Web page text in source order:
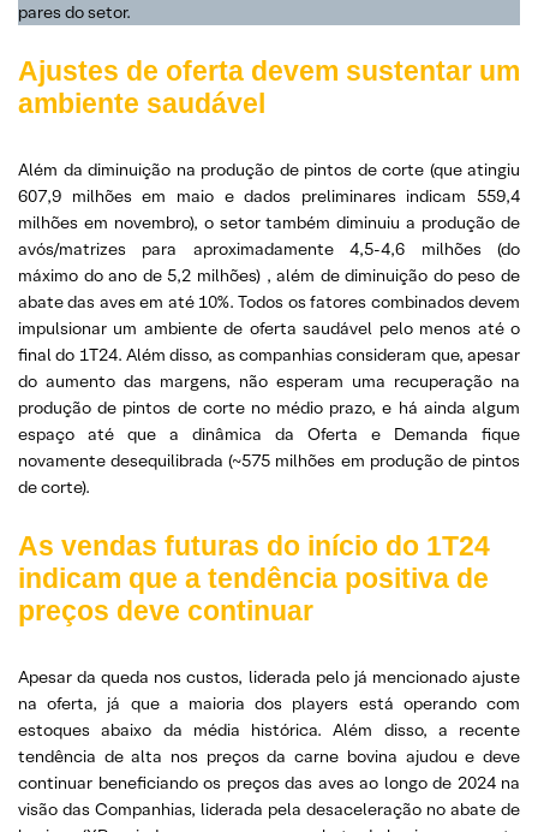
pares do setor.
Ajustes de oferta devem sustentar um
ambiente saudável
Além da diminuição na produção de pintos de corte (que atingiu
607,9 milhões em maio e dados preliminares indicam 559,4
milhões em novembro), o setor também diminuiu a produção de
avós/matrizes para aproximadamente 4,5-4,6 milhões (do
máximo do ano de 5,2 milhões) , além de diminuição do peso de
abate das aves em até 10%. Todos os fatores combinados devem
impulsionar um ambiente de oferta saudável pelo menos até o
final do 1T24. Além disso, as companhias consideram que, apesar
do aumento das margens, não esperam uma recuperação na
produção de pintos de corte no médio prazo, e há ainda algum
espaço até que a dinâmica da Oferta e Demanda fique
novamente desequilibrada (~575 milhões em produção de pintos
de corte).
As vendas futuras do início do 1T24
indicam que a tendência positiva de
preços deve continuar
Apesar da queda nos custos, liderada pelo já mencionado ajuste
na oferta, já que a maioria dos players está operando com
estoques abaixo da média histórica. Além disso, a recente
tendência de alta nos preços da carne bovina ajudou e deve
continuar beneficiando os preços das aves ao longo de 2024 na
visão das Companhias, liderada pela desaceleração no abate de